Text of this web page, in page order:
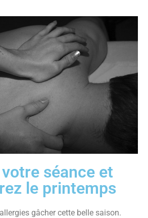
séance et
le printemps
gâcher cette belle saison.